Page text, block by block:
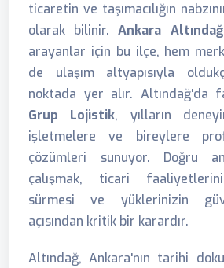
ticaretin ve taşımacılığın
olarak bilinir.Ankara
arayanlar için bu ilçe, hem
de ulaşım altyapısıyla
noktada yer alır. Altındağ'da
Grup Lojistik, yılların
işletmelere ve bireylere
çözümleri sunuyor. Doğru
çalışmak, ticari
sürmesi ve yüklerinizin
açısından kritik bir karardır.
Altındağ, Ankara'nın tarihi